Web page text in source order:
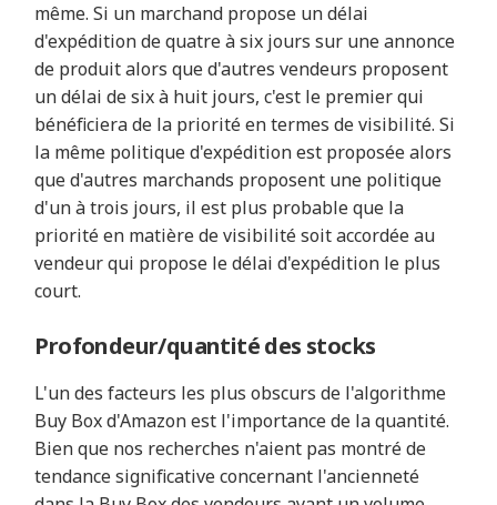
même. Si un marchand propose un délai
d'expédition de quatre à six jours sur une annonce
de produit alors que d'autres vendeurs proposent
un délai de six à huit jours, c'est le premier qui
bénéficiera de la priorité en termes de visibilité. Si
la même politique d'expédition est proposée alors
que d'autres marchands proposent une politique
d'un à trois jours, il est plus probable que la
priorité en matière de visibilité soit accordée au
vendeur qui propose le délai d'expédition le plus
court.
Profondeur/quantité des stocks
L'un des facteurs les plus obscurs de l'algorithme
Buy Box d'Amazon est l'importance de la quantité.
Bien que nos recherches n'aient pas montré de
tendance significative concernant l'ancienneté